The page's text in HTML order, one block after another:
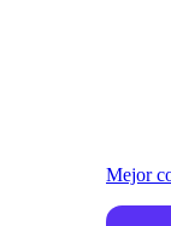
Mejor